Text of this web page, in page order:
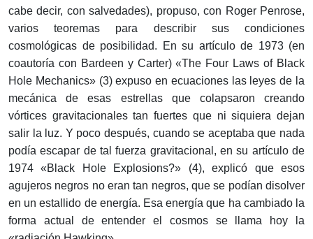
cabe decir, con salvedades), propuso, con Roger Penrose,
varios teoremas para describir sus condiciones
cosmológicas de posibilidad. En su artículo de 1973 (en
coautoría con Bardeen y Carter) «The Four Laws of Black
Hole Mechanics» (3) expuso en ecuaciones las leyes de la
mecánica de esas estrellas que colapsaron creando
vórtices gravitacionales tan fuertes que ni siquiera dejan
salir la luz. Y poco después, cuando se aceptaba que nada
podía escapar de tal fuerza gravitacional, en su artículo de
1974 «Black Hole Explosions?» (4), explicó que esos
agujeros negros no eran tan negros, que se podían disolver
en un estallido de energía. Esa energía que ha cambiado la
forma actual de entender el cosmos se llama hoy la